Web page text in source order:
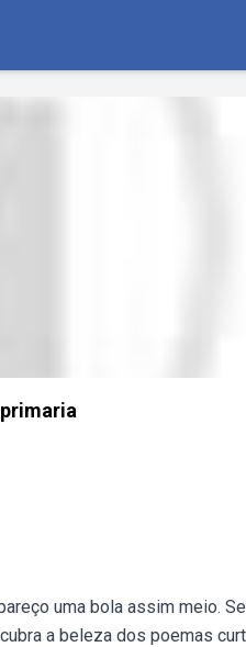
uma bola assim meio.
a beleza dos poemas